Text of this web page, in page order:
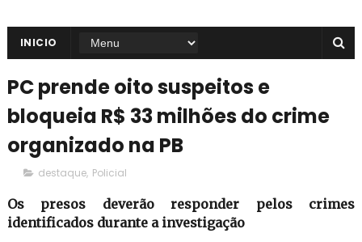
INICIO
PC prende oito suspeitos e
bloqueia R$ 33 milhões do crime
organizado na PB
destaque, Policial
Os presos deverão responder pelos crimes
identificados durante a investigação